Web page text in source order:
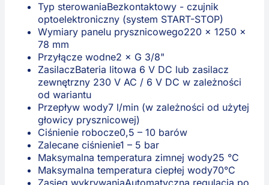
Typ sterowaniaBezkontaktowy - czujnik
optoelektroniczny (system START-STOP)
Wymiary panelu prysznicowego220 x 1250 x
78 mm
Przyłącze wodne2 × G 3/8"
ZasilaczBateria litowa 6 V DC lub zasilacz
zewnętrzny 230 V AC / 6 V DC w zależności
od wariantu
Przepływ wody7 l/min (w zależności od użytej
głowicy prysznicowej)
Ciśnienie robocze0,5 – 10 barów
Zalecane ciśnienie1 – 5 bar
Maksymalna temperatura zimnej wody25 °C
Maksymalna temperatura ciepłej wody70°C
Zasięg wykrywaniaAutomatyczna regulacja po